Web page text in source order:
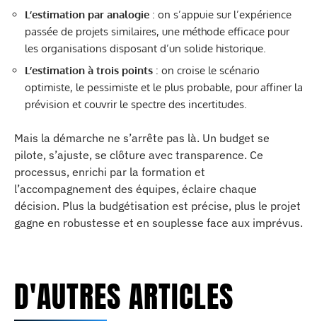
L’estimation par analogie : on s’appuie sur l’expérience
passée de projets similaires, une méthode efficace pour
les organisations disposant d’un solide historique.
L’estimation à trois points : on croise le scénario
optimiste, le pessimiste et le plus probable, pour affiner la
prévision et couvrir le spectre des incertitudes.
Mais la démarche ne s’arrête pas là. Un budget se
pilote, s’ajuste, se clôture avec transparence. Ce
processus, enrichi par la formation et
l’accompagnement des équipes, éclaire chaque
décision. Plus la budgétisation est précise, plus le projet
gagne en robustesse et en souplesse face aux imprévus.
D'AUTRES ARTICLES